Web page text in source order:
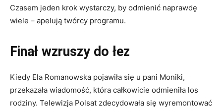
Czasem jeden krok wystarczy, by odmienić naprawdę
wiele – apelują twórcy programu.
Finał wzruszy do łez
Kiedy Ela Romanowska pojawiła się u pani Moniki,
przekazała wiadomość, która całkowicie odmieniła los
rodziny. Telewizja Polsat zdecydowała się wyremontować